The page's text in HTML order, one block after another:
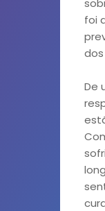
foi
De